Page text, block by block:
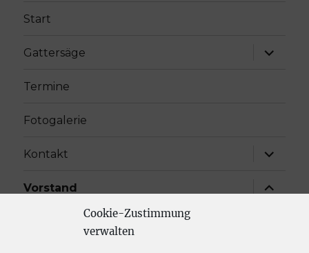
Cookie-Zustimmung
verwalten
Start
Gattersäge
öffnen
Termine
Fotogalerie
Kontakt
öffnen
Vorstand
öffnen